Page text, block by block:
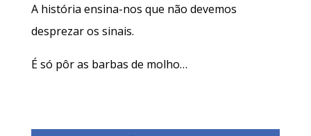
A história ensina-nos que não devemos
desprezar os sinais.
É só pôr as barbas de molho…